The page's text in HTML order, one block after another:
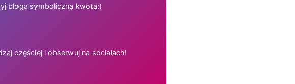
bloga symboliczną kwotą:)
częściej i obserwuj na socialach!